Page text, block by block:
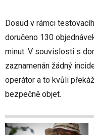
Dosud v rámci
doručeno 130
minut. V souvislosti s
zaznamenán žádný
operátor a to kvůli
bezpečně objet.